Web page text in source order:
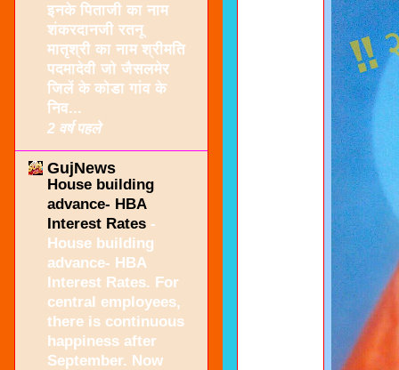
इनके पिताजी का नाम
शंकरदानजी रतनू
मातृश्री का नाम श्रीमति
पदमादेवी जो जैसलमेर
जिलें के कोडा गांव के
निव...
2 वर्ष पहले
GujNews
House building
advance- HBA
Interest Rates -
House building
advance- HBA
Interest Rates. For
central employees,
there is continuous
happiness after
September. Now